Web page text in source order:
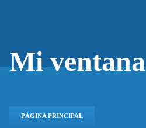
Mi ventana
PÁGINA PRINCIPAL